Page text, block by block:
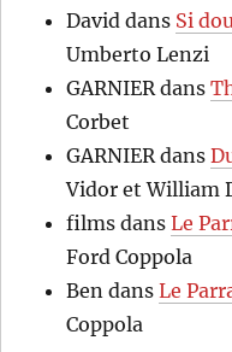
David dans Si
Umberto Lenzi
GARNIER dans
Corbet
GARNIER dans
Vidor et William
films dansLe
Ford Coppola
Ben dansLe
Coppola